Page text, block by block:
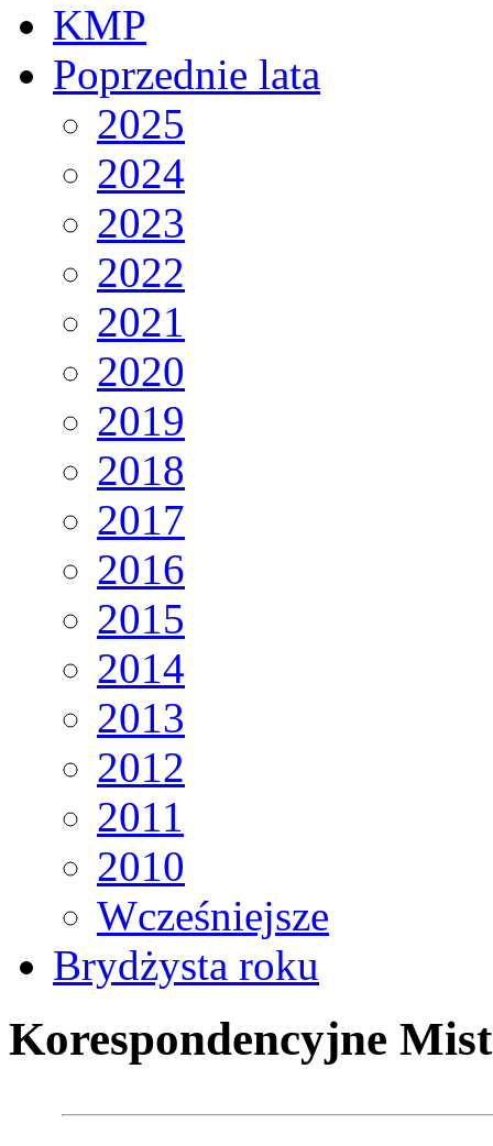
KMP
Poprzednie lata
2025
2024
2023
2022
2021
2020
2019
2018
2017
2016
2015
2014
2013
2012
2011
2010
Wcześniejsze
Brydżysta roku
Korespondencyjne